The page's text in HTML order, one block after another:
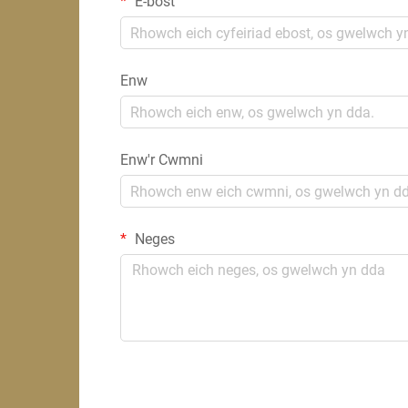
Enw
Enw'r Cwmni
Neges